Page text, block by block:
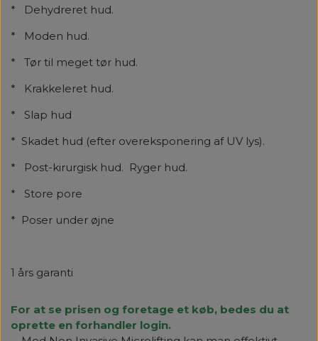
* Dehydreret hud.
* Moden hud.
* Tør til meget tør hud.
* Krakkeleret hud.
* Slap hud
* Skadet hud (efter overeksponering af UV lys).
* Post-kirurgisk hud. Ryger hud.
* Store pore
* Poser under øjne
1 års garanti
For at se prisen og foretage et køb, bedes du at
oprette en forhandler login.